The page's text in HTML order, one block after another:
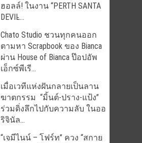
ฮอลล์! ในงาน “PERTH SANTA
DEVIL̵...
Chato Studio ชวนทุกคนออก
ตามหา Scrapbook ของ Bianca
ผ่าน House of Bianca ป๊อปอัพ
เอ็กซ์พีเรี...
เมื่อเวทีแห่งฝันกลายเป็นลาน
ฆาตกรรม “มิ้นต์-ปราง-แป้ง”
ร่วมดิ่งลึกไปกับความลับ ในออ
ริจินัล...
“เจมีไนน์ – โฟร์ท” ควง “สกาย